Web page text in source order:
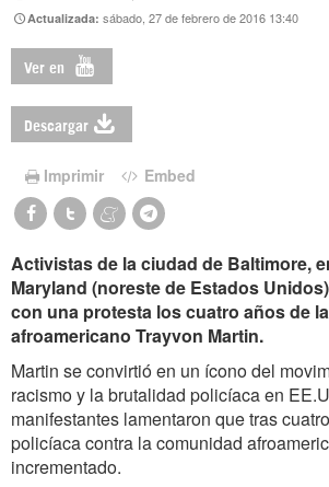
Actualizada:sábado, 27 de febrero de 2016 13:40
Ver en
Descargar
Imprimir Embed
Activistas de la ciudad de Baltimore,
Maryland (noreste de Estados
con una protesta los cuatro años de
afroamericano Trayvon Martin.
Martin se convirtió en un ícono del
racismo y la brutalidad policíaca en
manifestantes lamentaron que tras
policíaca contra la comunidad
incrementado.